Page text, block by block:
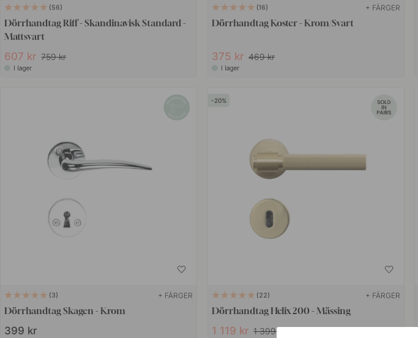
56
Dörrhandtag Riff - Skandinavisk Standard -
Mattsvart
607 kr 759 kr
I lager
16 + FÄRGER
Dörrhandtag Koster - Krom/Svart
375 kr 469 kr
I lager
3 + FÄRGER
Dörrhandtag Skagen - Krom
399 kr
20
22 + FÄRGER
Dörrhandtag Helix 200 - Mässing
1 119 kr 1 399 kr